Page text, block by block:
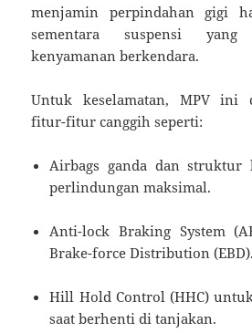
menjamin perpindahan gigi
sementara suspensi
kenyamanan berkendara.
Untuk keselamatan, MPV ini
fitur-fitur canggih seperti:
Airbags ganda dan
perlindungan maksimal.
Anti-lock Braking System
Brake-force Distribution (EBD).
Hill Hold Control (HHC)
saat berhenti di tanjakan.